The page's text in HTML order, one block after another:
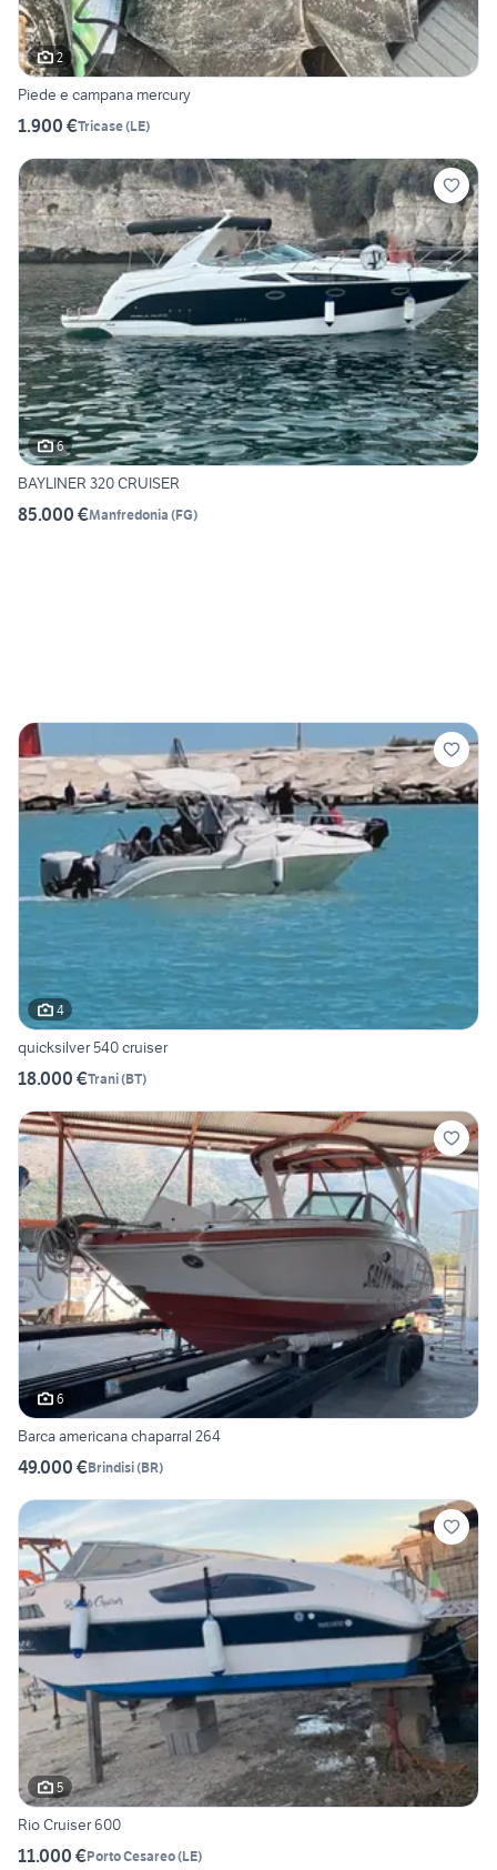
2
Piede e campana mercury
1.900 €Tricase(LE)
6
BAYLINER 320 CRUISER
85.000 €Manfredonia (FG)
4
quicksilver 540 cruiser
18.000 €Trani(BT)
6
Barca americana chaparral 264
49.000 €Brindisi(BR)
5
Rio Cruiser 600
11.000 €Porto Cesareo(LE)